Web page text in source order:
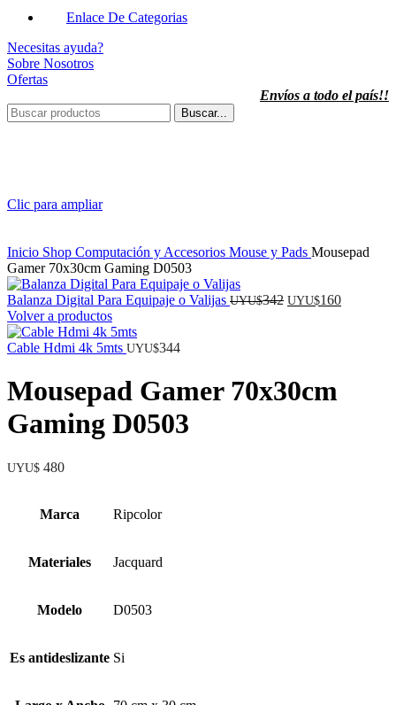
Enlace De Categorias
Necesitas ayuda?
Sobre Nosotros
Ofertas
Envíos a todo el país!!
Buscar...
Clic para ampliar
Inicio Shop Computación y Accesorios Mouse y Pads Mousepad
Gamer 70x30cm Gaming D0503
Balanza Digital Para Equipaje o Valijas UYU$342 El
342.
UYU$160El
Volver a productos
Cable Hdmi 4k 5mts UYU$344
Mousepad Gamer 70x30cm
Gaming D0503
UYU$ 480
Marca Ripcolor
Materiales Jacquard
Modelo D0503
Es antideslizante Si